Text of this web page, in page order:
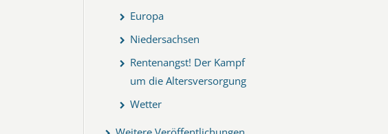
Europa
Niedersachsen
Rentenangst! Der Kampf
um die Altersversorgung
Wetter